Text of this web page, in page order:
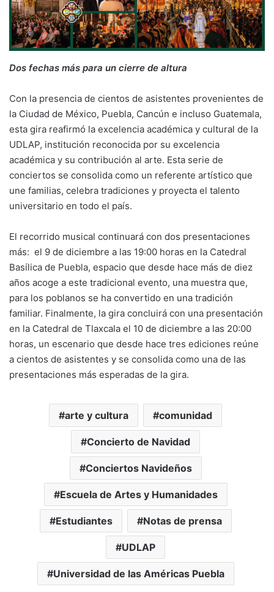
Dos fechas más para un cierre de altura
Con la presencia de cientos de asistentes provenientes de
la Ciudad de México, Puebla, Cancún e incluso Guatemala,
esta gira reafirmó la excelencia académica y cultural de la
UDLAP, institución reconocida por su excelencia
académica y su contribución al arte. Esta serie de
conciertos se consolida como un referente artístico que
une familias, celebra tradiciones y proyecta el talento
universitario en todo el país.
El recorrido musical continuará con dos presentaciones
más: el 9 de diciembre a las 19:00 horas en la Catedral
Basílica de Puebla, espacio que desde hace más de diez
años acoge a este tradicional evento, una muestra que,
para los poblanos se ha convertido en una tradición
familiar. Finalmente, la gira concluirá con una presentación
en la Catedral de Tlaxcala el 10 de diciembre a las 20:00
horas, un escenario que desde hace tres ediciones reúne
a cientos de asistentes y se consolida como una de las
presentaciones más esperadas de la gira.
arte y cultura comunidad
Concierto de Navidad
Conciertos Navideños
Escuela de Artes y Humanidades
Estudiantes Notas de prensa
UDLAP
Universidad de las Américas Puebla